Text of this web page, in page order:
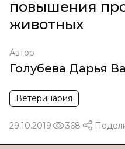
повышения
животных
Автор
Голубева Дарья
Ветеринария
29.10.2019 368